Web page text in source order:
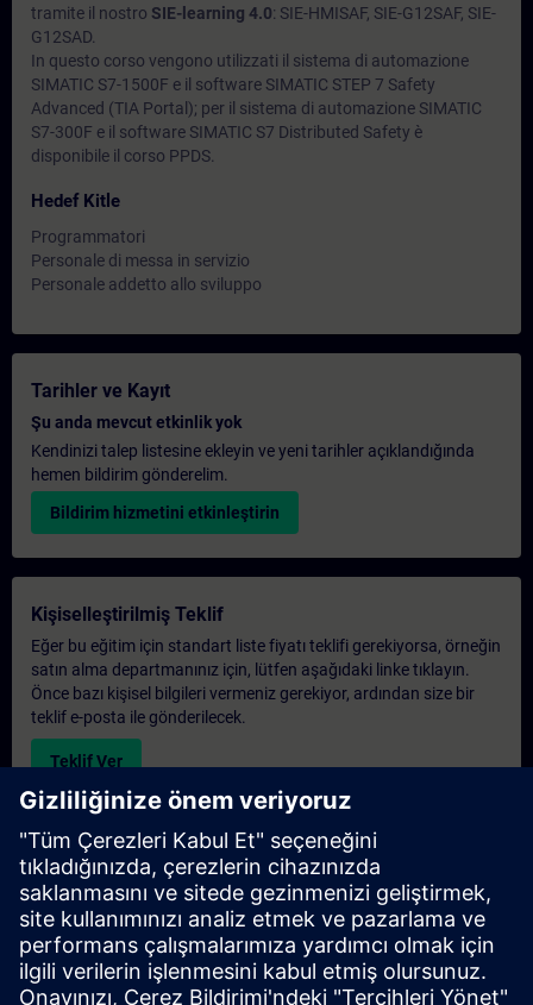
tramite il nostro SIE-learning 4.0: SIE-HMISAF, SIE-G12SAF, SIE-
G12SAD.
In questo corso vengono utilizzati il sistema di automazione
SIMATIC S7-1500F e il software SIMATIC STEP 7 Safety
Advanced (TIA Portal); per il sistema di automazione SIMATIC
S7-300F e il software SIMATIC S7 Distributed Safety è
disponibile il corso PPDS.
Hedef Kitle
Programmatori
Personale di messa in servizio
Personale addetto allo sviluppo
Tarihler ve Kayıt
Şu anda mevcut etkinlik yok
Kendinizi talep listesine ekleyin ve yeni tarihler açıklandığında
hemen bildirim gönderelim.
Bildirim hizmetini etkinleştirin
Kişiselleştirilmiş Teklif
Eğer bu eğitim için standart liste fiyatı teklifi gerekiyorsa, örneğin
satın alma departmanınız için, lütfen aşağıdaki linke tıklayın.
Önce bazı kişisel bilgileri vermeniz gerekiyor, ardından size bir
teklif e-posta ile gönderilecek.
Teklif Ver
Exclusive Training Enquiry
Please complete the enquiry form below if you require a
quotation for an exclusive training course either on-site, virtually
or at our SITRAIN training centre. This type of request would be
suitable for larger groups ( 6 and above). After providing your
contact details and your training requirements, you will receive a